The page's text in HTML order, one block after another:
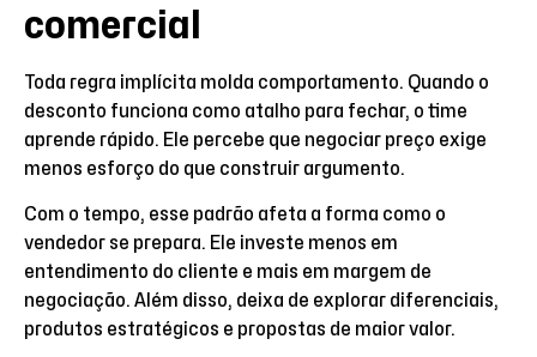
comercial
Toda regra implícita molda comportamento. Quando o
desconto funciona como atalho para fechar, o time
aprende rápido. Ele percebe que negociar preço exige
menos esforço do que construir argumento.
Com o tempo, esse padrão afeta a forma como o
vendedor se prepara. Ele investe menos em
entendimento do cliente e mais em margem de
negociação. Além disso, deixa de explorar diferenciais,
produtos estratégicos e propostas de maior valor.